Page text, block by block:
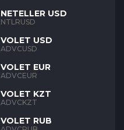
NETELLER USD
NTLRUSD
VOLET USD
ADVCUSD
VOLET EUR
ADVCEUR
VOLET KZT
ADVCKZT
VOLET RUB